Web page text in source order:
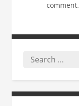
comment.